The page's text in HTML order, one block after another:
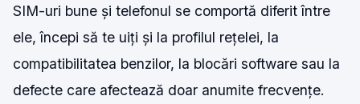
SIM-uri bune și telefonul se comportă diferit între
ele, începi să te uiți și la profilul rețelei, la
compatibilitatea benzilor, la blocări software sau la
defecte care afectează doar anumite frecvențe.